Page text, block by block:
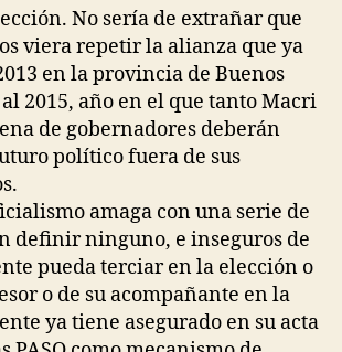
No sería de extrañar que
viera repetir la alianza que ya
en la provincia de Buenos
2015, año en el que tanto Macri
de gobernadores deberán
político fuera de sus
amaga con una serie de
definir ninguno, e inseguros de
pueda terciar en la elección o
o de su acompañante en la
ya tiene asegurado en su acta